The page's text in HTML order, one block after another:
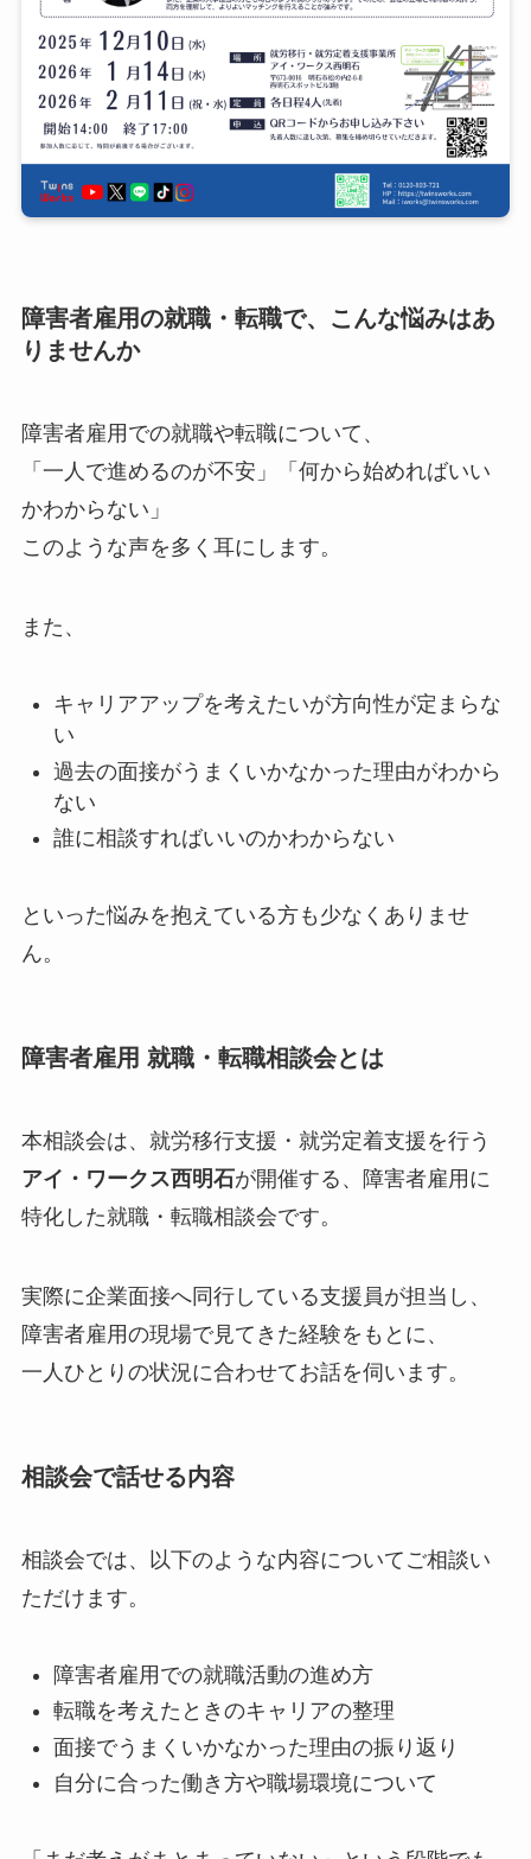
障害者雇用の就職・転職で、こんな悩みはあ
りませんか
障害者雇用での就職や転職について、
「一人で進めるのが不安」「何から始めればいい
かわからない」
このような声を多く耳にします。
また、
キャリアアップを考えたいが方向性が定まらな
い
過去の面接がうまくいかなかった理由がわから
ない
誰に相談すればいいのかわからない
といった悩みを抱えている方も少なくありませ
ん。
障害者雇用 就職・転職相談会とは
本相談会は、就労移行支援・就労定着支援を行う
アイ・ワークス西明石が開催する、障害者雇用に
特化した就職・転職相談会です。
実際に企業面接へ同行している支援員が担当し、
障害者雇用の現場で見てきた経験をもとに、
一人ひとりの状況に合わせてお話を伺います。
相談会で話せる内容
相談会では、以下のような内容についてご相談い
ただけます。
障害者雇用での就職活動の進め方
転職を考えたときのキャリアの整理
面接でうまくいかなかった理由の振り返り
自分に合った働き方や職場環境について